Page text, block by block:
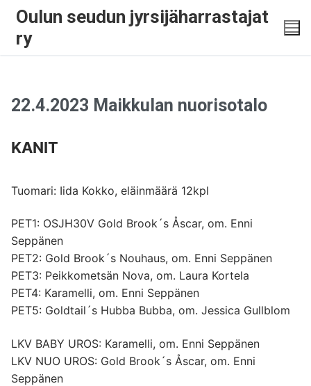
Oulun seudun jyrsijäharrastajat
ry
22.4.2023 Maikkulan nuorisotalo
KANIT
Tuomari: Iida Kokko, eläinmäärä 12kpl
PET1: OSJH30V Gold Brook´s Åscar, om. Enni
Seppänen
PET2: Gold Brook´s Nouhaus, om. Enni Seppänen
PET3: Peikkometsän Nova, om. Laura Kortela
PET4: Karamelli, om. Enni Seppänen
PET5: Goldtail´s Hubba Bubba, om. Jessica Gullblom
LKV BABY UROS: Karamelli, om. Enni Seppänen
LKV NUO UROS: Gold Brook´s Åscar, om. Enni
Seppänen